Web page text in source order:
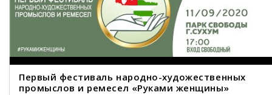
Первый фестиваль народно-художественных
промыслов и ремесел «Руками женщины»